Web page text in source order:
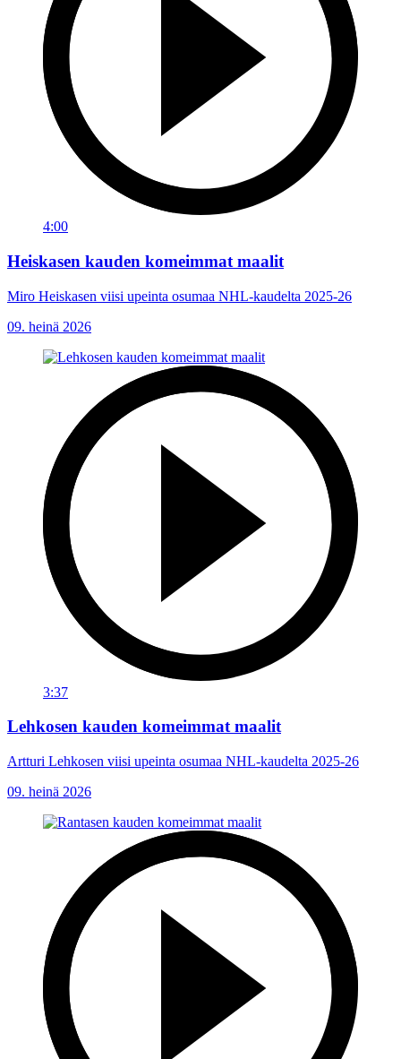
4:00
Heiskasen kauden komeimmat maalit
Miro Heiskasen viisi upeinta osumaa NHL-kaudelta 2025-26
09. heinä 2026
3:37
Lehkosen kauden komeimmat maalit
Artturi Lehkosen viisi upeinta osumaa NHL-kaudelta 2025-26
09. heinä 2026